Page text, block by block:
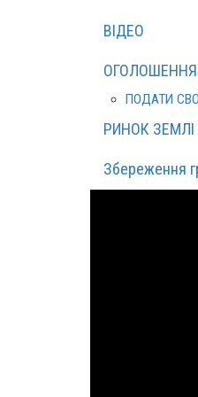
ВІДЕО
ОГОЛОШЕННЯ
ПОДАТИ
РИНОК ЗЕМЛІ
Збереження